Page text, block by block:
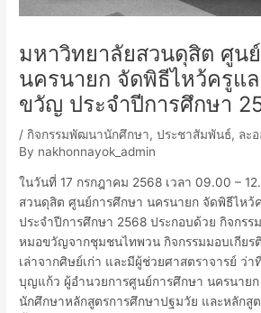
มหาวิทยาลัยสวนดุสิต ศูน
นครนายก จัดพิธีไหว้ครูแ
ขวัญ ประจำปีการศึกษา
/กิจกรรมพัฒนานักศึกษา,ประชาสัมพันธ์, ละ
By nakhonnayok_admin
ในวันที่ 17 กรกฎาคม 2568 เวลา 09.00 –
สวนดุสิต ศูนย์การศึกษา นครนายก จัดพิธีไหว้
ประจำปีการศึกษา 2568 ประกอบด้วย กิจกร
หมอขวัญจากชุมชนไทพวน กิจกรรมมอบเกียรติ
เล่าจากศิษย์เก่า และมีผู้ช่วยศาสตราจารย์ ว่า
บุญแก้ว ผู้อำนวยการศูนย์การศึกษา นครนายก
นักศึกษาหลักสูตรการศึกษาปฐมวัย และหลักสู